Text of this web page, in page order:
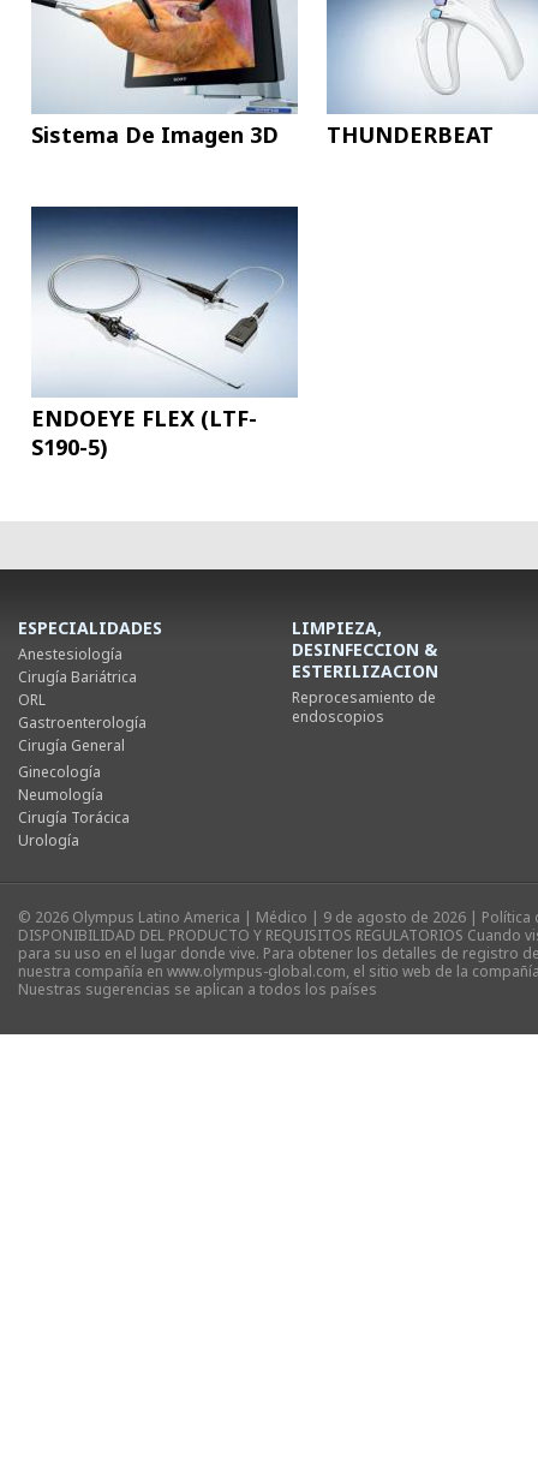
Sistema De Imagen 3D THUNDERBEAT
ENDOEYE FLEX (LTF-
S190-5)
ESPECIALIDADES
Anestesiología
Cirugía Bariátrica
ORL
Gastroenterología
Cirugía General
Ginecología
Neumología
Cirugía Torácica
Urología
LIMPIEZA,
DESINFECCION &
ESTERILIZACION
Reprocesamiento de
endoscopios
© 2026 Olympus Latino America | Médico | 9 de agosto de 2026 | Política
DISPONIBILIDAD DEL PRODUCTO Y REQUISITOS REGULATORIOS
para su uso en el lugar donde vive. Para obtener los detalles de registro
nuestra compañía en www.olympus-global.com, el sitio web de la
Nuestras sugerencias se aplican a todos los países